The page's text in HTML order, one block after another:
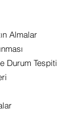
Almalar
Durum Tespiti